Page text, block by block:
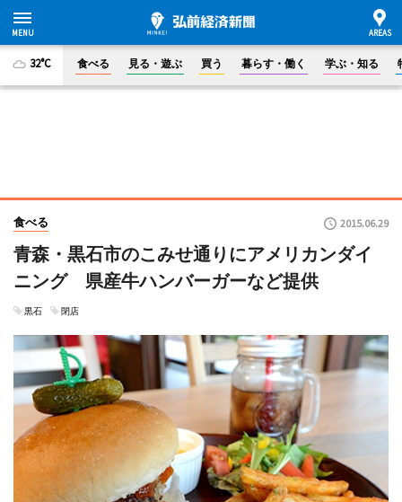
32°C 食べる 見る・遊ぶ 買う 暮らす・働く 学ぶ・知る
食べる 2015.06.29
青森・黒石市のこみせ通りにアメリカンダイ
ニング 県産牛ハンバーガーなど提供
黒石 閉店